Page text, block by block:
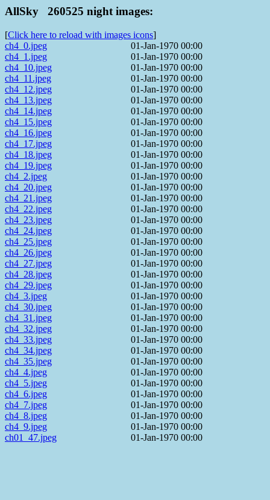
AllSky 260525 night images:
[Click here to reload with images icons]
ch4_0.jpeg
01-Jan-1970 00:00
ch4_1.jpeg
01-Jan-1970 00:00
ch4_10.jpeg
01-Jan-1970 00:00
ch4_11.jpeg
01-Jan-1970 00:00
ch4_12.jpeg
01-Jan-1970 00:00
ch4_13.jpeg
01-Jan-1970 00:00
ch4_14.jpeg
01-Jan-1970 00:00
ch4_15.jpeg
01-Jan-1970 00:00
ch4_16.jpeg
01-Jan-1970 00:00
ch4_17.jpeg
01-Jan-1970 00:00
ch4_18.jpeg
01-Jan-1970 00:00
ch4_19.jpeg
01-Jan-1970 00:00
ch4_2.jpeg
01-Jan-1970 00:00
ch4_20.jpeg
01-Jan-1970 00:00
ch4_21.jpeg
01-Jan-1970 00:00
ch4_22.jpeg
01-Jan-1970 00:00
ch4_23.jpeg
01-Jan-1970 00:00
ch4_24.jpeg
01-Jan-1970 00:00
ch4_25.jpeg
01-Jan-1970 00:00
ch4_26.jpeg
01-Jan-1970 00:00
ch4_27.jpeg
01-Jan-1970 00:00
ch4_28.jpeg
01-Jan-1970 00:00
ch4_29.jpeg
01-Jan-1970 00:00
ch4_3.jpeg
01-Jan-1970 00:00
ch4_30.jpeg
01-Jan-1970 00:00
ch4_31.jpeg
01-Jan-1970 00:00
ch4_32.jpeg
01-Jan-1970 00:00
ch4_33.jpeg
01-Jan-1970 00:00
ch4_34.jpeg
01-Jan-1970 00:00
ch4_35.jpeg
01-Jan-1970 00:00
ch4_4.jpeg
01-Jan-1970 00:00
ch4_5.jpeg
01-Jan-1970 00:00
ch4_6.jpeg
01-Jan-1970 00:00
ch4_7.jpeg
01-Jan-1970 00:00
ch4_8.jpeg
01-Jan-1970 00:00
ch4_9.jpeg
01-Jan-1970 00:00
ch01_47.jpeg
01-Jan-1970 00:00